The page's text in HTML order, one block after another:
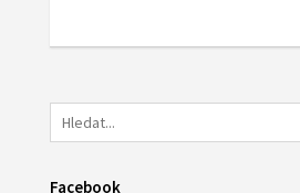
Facebook